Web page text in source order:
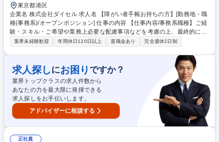
東京都港区
企業名 株式会社ダイセル 求人名 【障がい者手帳お持ちの方】[勤務地・職
種(事務系)/オープンポジション] 仕事の内容 【仕事内容/事務系職種】ご経
験・スキル・ご希望や業務上必要な配慮事項などを考慮の上、最終的にお
任せする業務内容を決定いたします。 募集職種 【障がい者手帳お持ちの
業界未経験歓迎 年間休日120日以上 退職金あり 完全週休2日制
求人探しにお困り ですか？
業界トップクラスの求人件数から
あなたの力を最大限に発揮できる
求人探しをお手伝いします。
アドバイザーに相談する
正社員